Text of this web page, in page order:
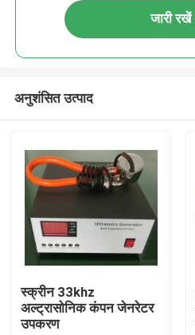
जारी रखें
अनुशंसित उत्पाद
स्क्रीन 33khz
अल्ट्रासोनिक कंपन जेनरेटर
उपकरण